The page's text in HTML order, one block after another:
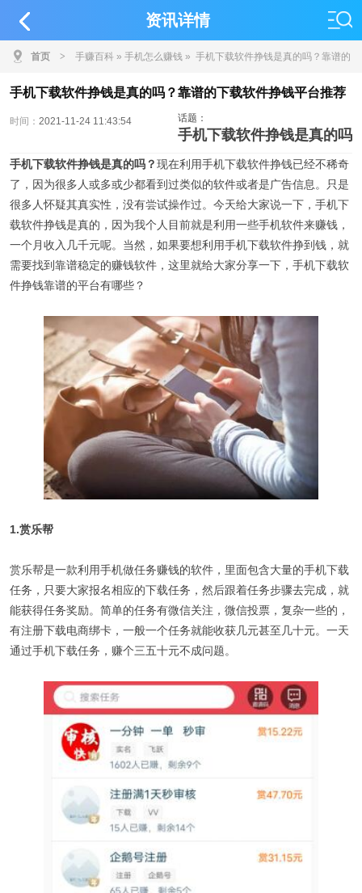
资讯详情
首页 > 手赚百科 » 手机怎么赚钱 » 手机下载软件挣钱是真的吗？靠谱的
下载软件挣钱平台推荐
手机下载软件挣钱是真的吗？靠谱的下载软件挣钱平台推荐
时间： 2021-11-24 11:43:54 话题：
手机下载软件挣钱是真的吗
手机下载软件挣钱是真的吗？现在利用手机下载软件挣钱已经不稀奇
了，因为很多人或多或少都看到过类似的软件或者是广告信息。只是
很多人怀疑其真实性，没有尝试操作过。今天给大家说一下，手机下
载软件挣钱是真的，因为我个人目前就是利用一些手机软件来赚钱，
一个月收入几千元呢。当然，如果要想利用手机下载软件挣到钱，就
需要找到靠谱稳定的赚钱软件，这里就给大家分享一下，手机下载软
件挣钱靠谱的平台有哪些？
1.赏乐帮
赏乐帮是一款利用手机做任务赚钱的软件，里面包含大量的手机下载
任务，只要大家报名相应的下载任务，然后跟着任务步骤去完成，就
能获得任务奖励。简单的任务有微信关注，微信投票，复杂一些的，
有注册下载电商绑卡，一般一个任务就能收获几元甚至几十元。一天
通过手机下载任务，赚个三五十元不成问题。